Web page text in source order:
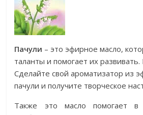
Пачули – это эфирное масло,
таланты и помогает их
Сделайте свой ароматизатор из
пачули и получите творческое
Также это масло помогает в